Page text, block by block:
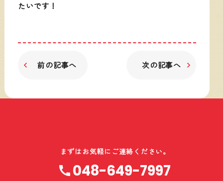
たいです！
前の記事へ 次の記事へ
まずはお気軽にご連絡ください。
048-649-7997